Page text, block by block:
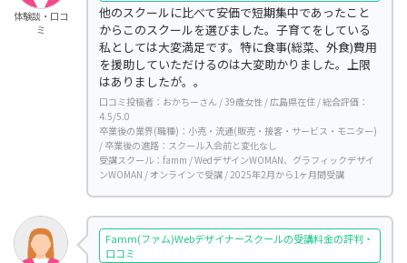
体験談・口コ
ミ
他のスクールに比べて安価で短期集中であったこと
からこのスクールを選びました。子育てをしている
私としては大変満足です。特に食事(総菜、外食)費用
を援助していただけるのは大変助かりました。上限
はありましたが。。
口コミ投稿者：おかちーさん / 39歳女性 / 広島県在住 / 総合評価：
4.5/5.0
卒業後の業界(職種)：小売・流通(販売・接客・サービス・モニター)
/ 卒業後の進路：スクール入会前と変化なし
受講スクール：famm / WedデザインWOMAN、グラフィックデザイ
ンWOMAN / オンラインで受講 / 2025年2月から1ヶ月間受講
Famm(ファム)Webデザイナースクールの受講料金の評判・
口コミ